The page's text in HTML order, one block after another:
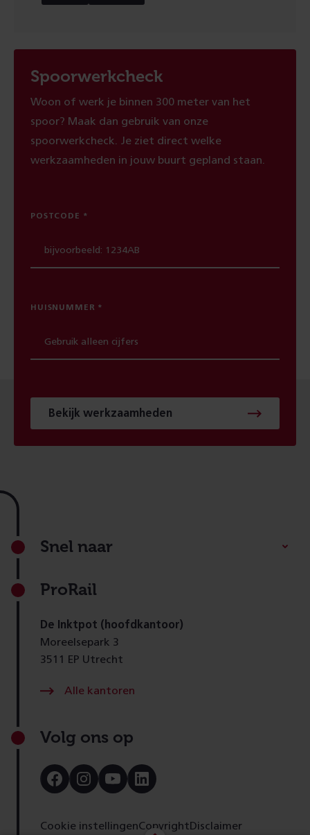
Spoorwerkcheck
Woon of werk je binnen 300 meter van het
spoor? Maak dan gebruik van onze
spoorwerkcheck. Je ziet direct welke
werkzaamheden in jouw buurt gepland staan.
POSTCODE
HUISNUMMER
Bekijk werkzaamheden
Footer
Snel naar
ProRail
De Inktpot (hoofdkantoor)
Moreelsepark 3
3511 EP Utrecht
Alle kantoren
Volg ons op
Bezoek
onze
Bezoek
onze
Bezoek
onze
Bezoek
onze
Cookie instellingenCopyright Disclaimer